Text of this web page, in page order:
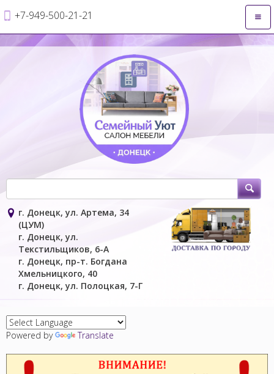
+7-949-500-21-21
г. Донецк, ул. Артема, 34
(ЦУМ)
г. Донецк, ул.
Текстильщиков, 6-А
г. Донецк, пр-т. Богдана
Хмельницкого, 40
г. Донецк, ул. Полоцкая, 7-Г
Powered by Translate